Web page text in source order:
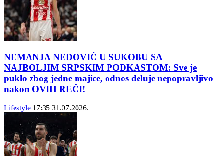
NEMANJA NEDOVIĆ U SUKOBU SA
NAJBOLJIM SRPSKIM PODKASTOM: Sve je
puklo zbog jedne majice, odnos deluje nepopravljivo
nakon OVIH REČI!
Lifestyle 17:35 31.07.2026.